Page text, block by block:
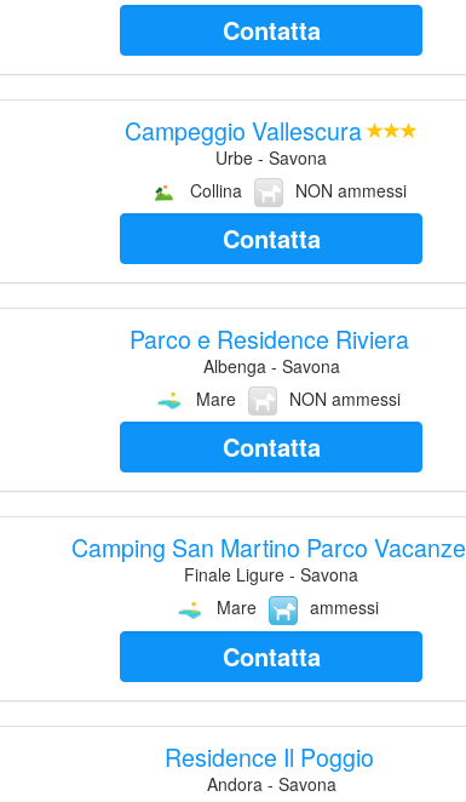
Contatta
Campeggio Vallescura
Urbe - Savona
Collina
NON ammessi
Contatta
Parco e Residence Riviera
Albenga - Savona
Mare
NON ammessi
Contatta
Camping San Martino Parco Vacanze
Finale Ligure - Savona
Mare
ammessi
Contatta
Residence Il Poggio
Andora - Savona